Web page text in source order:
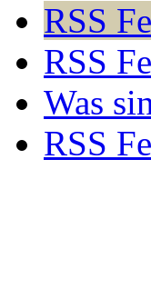
RSS
RSS
Was
RSS